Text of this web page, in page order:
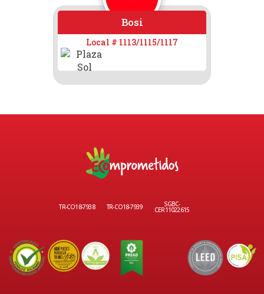
Bosi
Local # 1113/1115/1117
TR-CO18-7938 TR-CO18-7939 SGBC-
CER11022615